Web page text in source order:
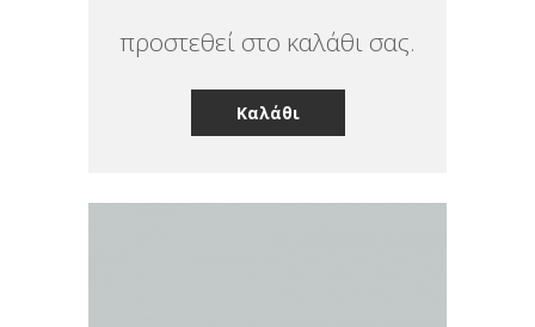
προστεθεί στο καλάθι σας.
Καλάθι